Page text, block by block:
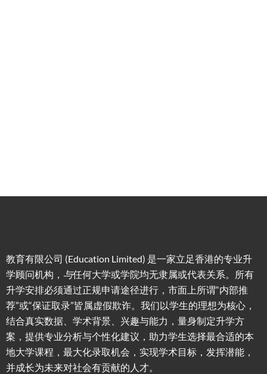
教育有限公司 (Education Limited) 是一家立足香港的专业升
学顾问机构， 与任何大学或学院均无隶属或代表关系。所有
升学安排必须通过正规申请途径进行，市面上所谓“内部推
荐”或“保证取录”皆属虚假欺诈。我们以学生的理想为核心，
结合真实数据、学术背景、兴趣与能力，量身制定升学方
案，提供专业分析与个性化建议，助力学生选择最合适的本
地大学课程，最大化录取机会，实现学术目标，发挥潜能，
并成长为未来对社会有贡献的人才。